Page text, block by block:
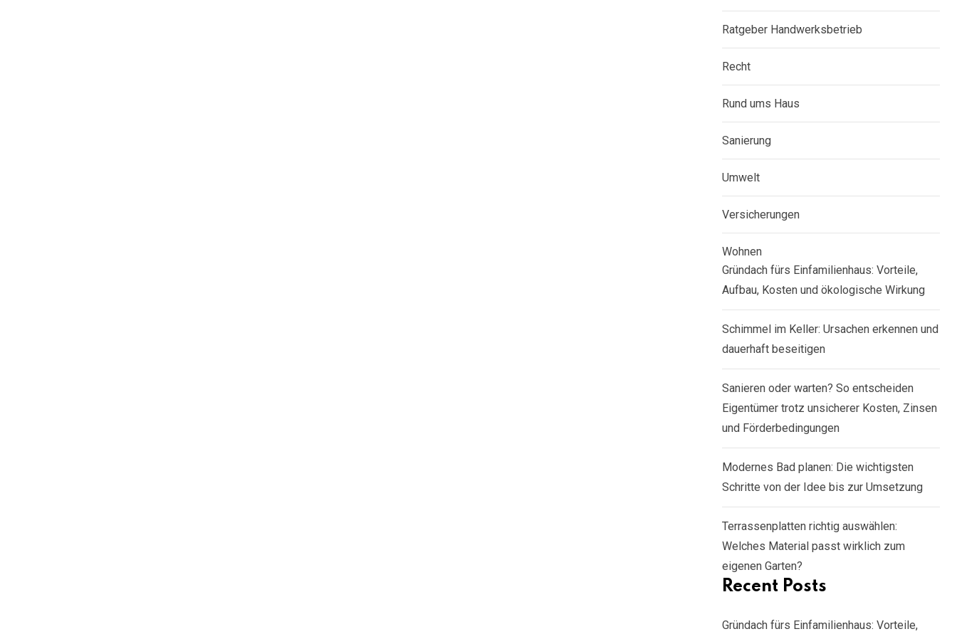
Ratgeber Handwerksbetrieb
Recht
Rund ums Haus
Sanierung
Umwelt
Versicherungen
Wohnen
Gründach fürs Einfamilienhaus: Vorteile,
Aufbau, Kosten und ökologische Wirkung
Schimmel im Keller: Ursachen erkennen und
dauerhaft beseitigen
Sanieren oder warten? So entscheiden
Eigentümer trotz unsicherer Kosten, Zinsen
und Förderbedingungen
Modernes Bad planen: Die wichtigsten
Schritte von der Idee bis zur Umsetzung
Terrassenplatten richtig auswählen:
Welches Material passt wirklich zum
eigenen Garten?
Recent Posts
Gründach fürs Einfamilienhaus: Vorteile,